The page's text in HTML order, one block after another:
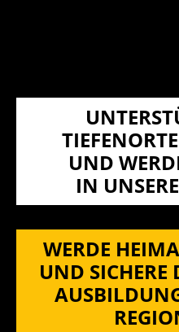
ND
N
WERDE
UND SICHERE